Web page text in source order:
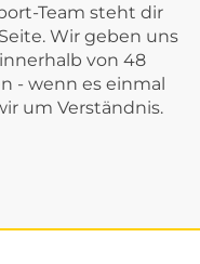
Team steht dir
Wir geben uns
von 48
- wenn es einmal
um Verständnis.